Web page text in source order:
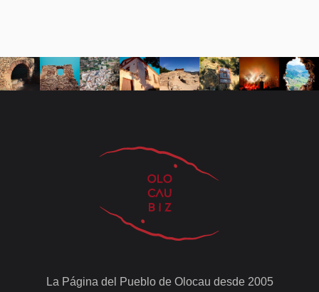
La Página del Pueblo de Olocau desde 2005